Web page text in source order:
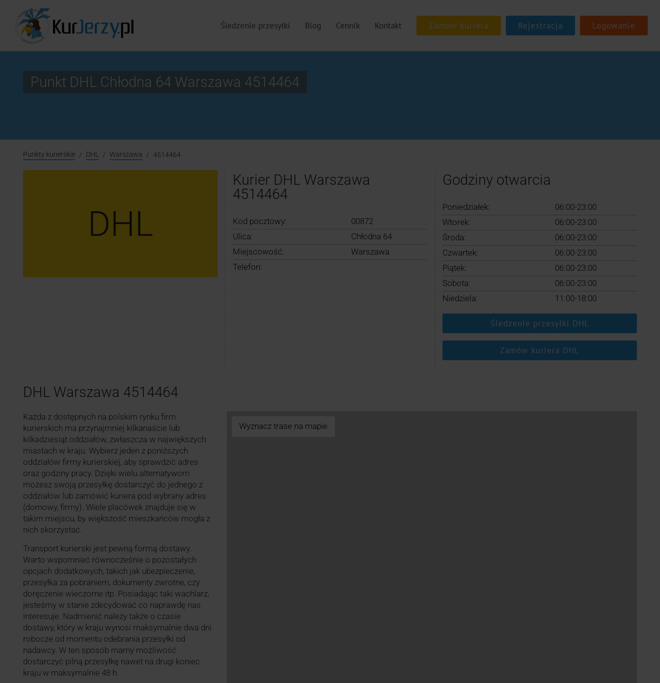
Śledzenie przesyłki Blog Cennik Kontakt Rejestracja Logowanie
Punkt DHL Chłodna 64 Warszawa 4514464
Punkty kurierskie DHL Warszawa 4514464
DHL
Kurier DHL Warszawa
4514464
Kod pocztowy:
00872
Ulica:
Chłodna 64
Miejscowość:
Warszawa
Telefon:
Godziny otwarcia
Poniedziałek:
06:00-23:00
Wtorek:
06:00-23:00
Środa:
06:00-23:00
Czwartek:
06:00-23:00
Piątek:
06:00-23:00
Sobota:
06:00-23:00
Niedziela:
11:00-18:00
Śledzenie przesyłki DHL
Zamów kuriera DHL
DHL Warszawa 4514464
Każda z dostępnych na polskim rynku firm
kurierskich ma przynajmniej kilkanaście lub
kilkadziesiąt oddziałów, zwłaszcza w największych
miastach w kraju. Wybierz jeden z poniższych
oddziałów firmy kurierskiej, aby sprawdzić adres
oraz godziny pracy. Dzięki wielu alternatywom
możesz swoją przesyłkę dostarczyć do jednego z
oddziałów lub zamówić kuriera pod wybrany adres
(domowy, firmy). Wiele placówek znajduje się w
takim miejscu, by większość mieszkańców mogła z
nich skorzystać.
Transport kurierski jest pewną formą dostawy.
Warto wspomnieć równocześnie o pozostałych
opcjach dodatkowych, takich jak ubezpieczenie,
przesyłka za pobraniem, dokumenty zwrotne, czy
doręczenie wieczorne itp. Posiadając taki wachlarz,
jesteśmy w stanie zdecydować co naprawdę nas
interesuje. Nadmienić należy także o czasie
dostawy, który w kraju wynosi maksymalnie dwa dni
robocze od momentu odebrania przesyłki od
nadawcy. W ten sposób mamy możliwość
dostarczyć pilną przesyłkę nawet na drugi koniec
kraju w maksymalnie 48 h.
Wyznacz trase na mapie